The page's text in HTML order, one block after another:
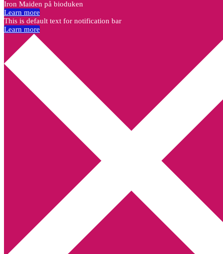
Iron Maiden på bioduken
Learn more
This is default text for notification bar
Learn more